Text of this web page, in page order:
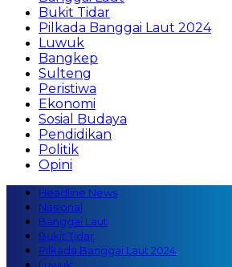
Bukit Tidar
Pilkada Banggai Laut 2024
Luwuk
Bangkep
Sulteng
Peristiwa
Ekonomi
Sosial Budaya
Pendidikan
Politik
Opini
Headline News
Nasional
Banggai Laut
Bukit Tidar
Pilkada Banggai Laut 2024